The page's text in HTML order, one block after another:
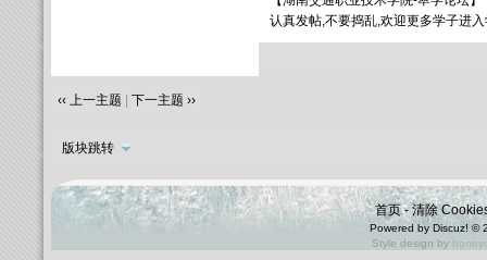
认真发帖,不要捣乱,欢迎更多学子进
‹‹ 上一主题 下一主题 ››
版块跳转
首页-清除
Powered by Discuz! ©
Style design by